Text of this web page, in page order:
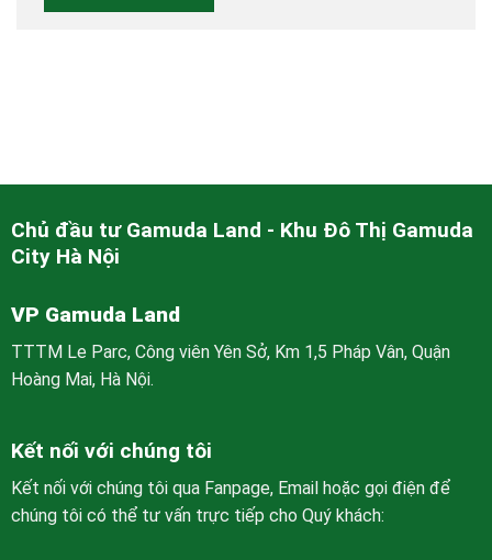
Chủ đầu tư Gamuda Land - Khu Đô Thị Gamuda
City Hà Nội
VP Gamuda Land
TTTM Le Parc, Công viên Yên Sở, Km 1,5 Pháp Vân, Quận
Hoàng Mai, Hà Nội.
Kết nối với chúng tôi
Kết nối với chúng tôi qua Fanpage, Email hoặc gọi điện để
chúng tôi có thể tư vấn trực tiếp cho Quý khách: